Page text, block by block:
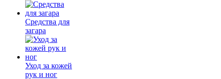
Средства для
загара
Уход за кожей
рук и ног